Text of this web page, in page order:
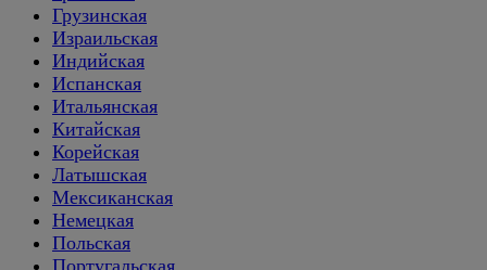
Грузинская
Израильская
Индийская
Испанская
Итальянская
Китайская
Корейская
Латышская
Мексиканская
Немецкая
Польская